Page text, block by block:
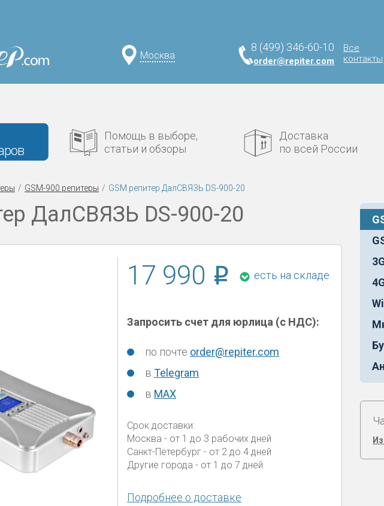
Москва
8 (499) 346-60-10
order@repiter.com
Все
контакты
Помощь в выборе,
статьи и обзоры
Доставка
по всей России
GSM-900 репитеры GSM репитер ДалСВЯЗЬ DS-900-20
ДалСВЯЗЬ DS-900-20
17 990 есть на складе
Запросить счет для юрлица (с НДС):
по почте order@repiter.com
в Telegram
в MAX
Срок доставки:
Москва - от 1 до 3 рабочих дней
Санкт-Петербург - от 2 до 4 дней
Другие города - от 1 до 7 дней
Подробнее о доставке